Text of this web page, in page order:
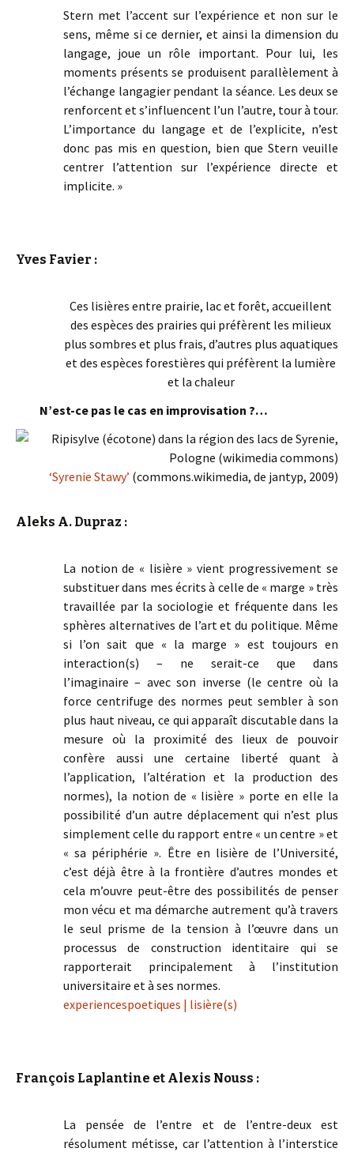
Stern met l’accent sur l’expérience et non sur le
sens, même si ce dernier, et ainsi la dimension du
langage, joue un rôle important. Pour lui, les
moments présents se produisent parallèlement à
l’échange langagier pendant la séance. Les deux se
renforcent et s’influencent l’un l’autre, tour à tour.
L’importance du langage et de l’explicite, n’est
donc pas mis en question, bien que Stern veuille
centrer l’attention sur l’expérience directe et
implicite. »
Yves Favier :
Ces lisières entre prairie, lac et forêt, accueillent
des espèces des prairies qui préfèrent les milieux
plus sombres et plus frais, d’autres plus aquatiques
et des espèces forestières qui préfèrent la lumière
et la chaleur
N’est-ce pas le cas en improvisation ?…
‘Syrenie Stawy’ (commons.wikimedia, de jantyp, 2009)
Aleks A. Dupraz :
La notion de « lisière » vient progressivement se
substituer dans mes écrits à celle de « marge » très
travaillée par la sociologie et fréquente dans les
sphères alternatives de l’art et du politique. Même
si l’on sait que « la marge » est toujours en
interaction(s) – ne serait-ce que dans
l’imaginaire – avec son inverse (le centre où la
force centrifuge des normes peut sembler à son
plus haut niveau, ce qui apparaît discutable dans la
mesure où la proximité des lieux de pouvoir
confère aussi une certaine liberté quant à
l’application, l’altération et la production des
normes), la notion de « lisière » porte en elle la
possibilité d’un autre déplacement qui n’est plus
simplement celle du rapport entre « un centre » et
« sa périphérie ». Être en lisière de l’Université,
c’est déjà être à la frontière d’autres mondes et
cela m’ouvre peut-être des possibilités de penser
mon vécu et ma démarche autrement qu’à travers
le seul prisme de la tension à l’œuvre dans un
processus de construction identitaire qui se
rapporterait principalement à l’institution
universitaire et à ses normes.
experiencespoetiques | lisière(s)
François Laplantine et Alexis Nouss :
La pensée de l’entre et de l’entre-deux est
résolument métisse, car l’attention à l’interstice